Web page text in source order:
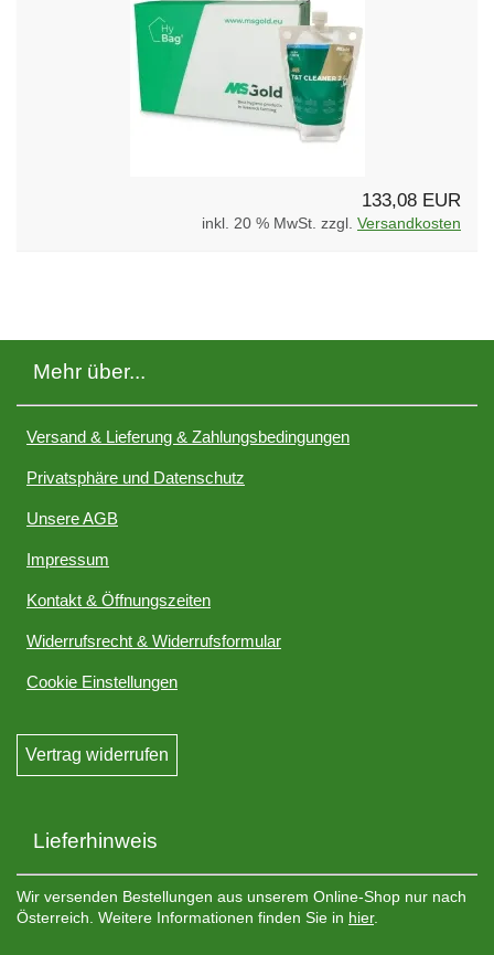
133,08 EUR
inkl. 20 % MwSt. zzgl. Versandkosten
Mehr über...
Versand & Lieferung & Zahlungsbedingungen
Privatsphäre und Datenschutz
Unsere AGB
Impressum
Kontakt & Öffnungszeiten
Widerrufsrecht & Widerrufsformular
Cookie Einstellungen
Vertrag widerrufen
Lieferhinweis
Wir versenden Bestellungen aus unserem Online-Shop nur nach
Österreich. Weitere Informationen finden Sie in hier.